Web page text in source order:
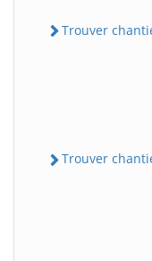
Trouver
Trouver